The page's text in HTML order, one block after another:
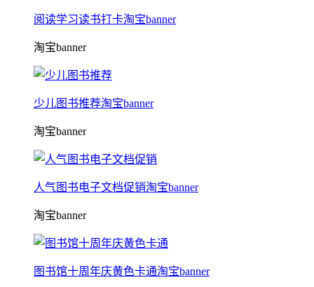
阅读学习读书打卡淘宝banner
淘宝banner
少儿图书推荐淘宝banner
淘宝banner
人气图书电子文档促销淘宝banner
淘宝banner
图书馆十周年庆黄色卡通淘宝banner